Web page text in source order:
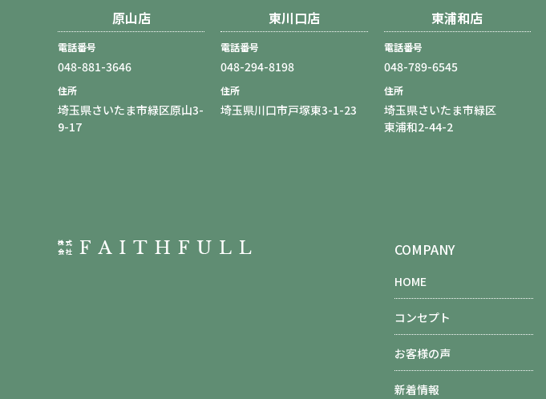
原山店
電話番号
048-881-3646
住所
埼玉県さいたま市緑区原山3-
9-17
東川口店
電話番号
048-294-8198
住所
埼玉県川口市戸塚東3-1-23
東浦和店
電話番号
048-789-6545
住所
埼玉県さいたま市緑区
東浦和2-44-2
COMPANY
HOME
コンセプト
お客様の声
新着情報